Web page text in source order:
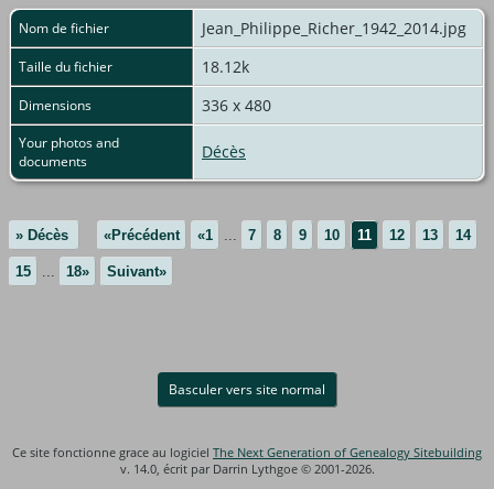
Nom de fichier Jean_Philippe_Richer_1942_2014.jpg
Taille du fichier 18.12k
Dimensions 336 x 480
Your photos and
documents
Décès
» Décès «Précédent «1 ... 7 8 9 10 11 12 13 14
15 ... 18» Suivant»
Basculer vers site normal
Ce site fonctionne grace au logiciel The Next Generation of Genealogy Sitebuilding
v. 14.0, écrit par Darrin Lythgoe © 2001-2026.